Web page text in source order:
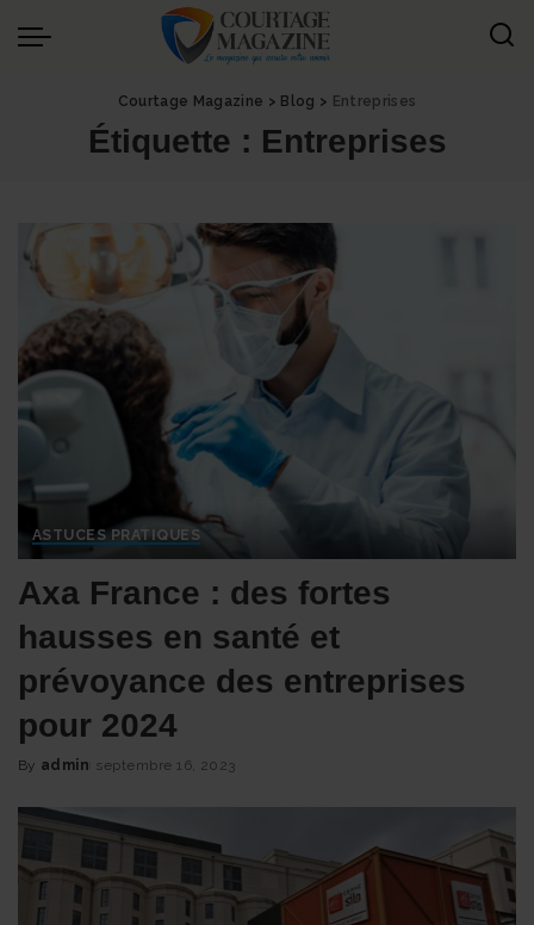
Panneau de gestion des cookies
Courtage Magazine > Blog > Entreprises
Étiquette : Entreprises
ASTUCES PRATIQUES
Axa France : des fortes
hausses en santé et
prévoyance des entreprises
pour 2024
Posted
By admin septembre 16, 2023